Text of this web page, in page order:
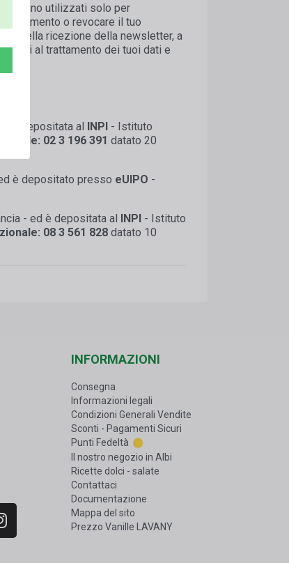
sono utilizzati solo per
momento o revocare il tuo
della ricezione della newsletter, a
al trattamento dei tuoi dati e
è depositata al INPI - Istituto
02 3 196 391 datato 20
è depositato presso eUIPO -
- ed è depositata al INPI - Istituto
08 3 561 828 datato 10
INFORMAZIONI
Consegna
Informazioni legali
Condizioni Generali Vendite
Sconti - Pagamenti Sicuri
Punti Fedeltà
Il nostro negozio in Albi
Ricette dolci - salate
Contattaci
Documentazione
Mappa del sito
Prezzo Vanille LAVANY